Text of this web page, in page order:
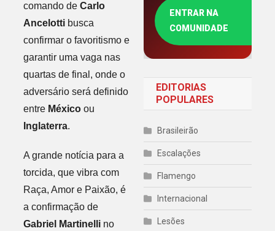
comando de Carlo
Ancelottibusca
confirmar o favoritismo e
garantir uma vaga nas
quartas de final, onde o
adversário será definido
entre Méxicoou
Inglaterra.
A grande notícia para a
torcida, que vibra com
Raça, Amor e Paixão, é
a confirmação de
Gabriel Martinellino
ENTRAR NA
COMUNIDADE
EDITORIAS
POPULARES
Brasileirão
Escalações
Flamengo
Internacional
Lesões